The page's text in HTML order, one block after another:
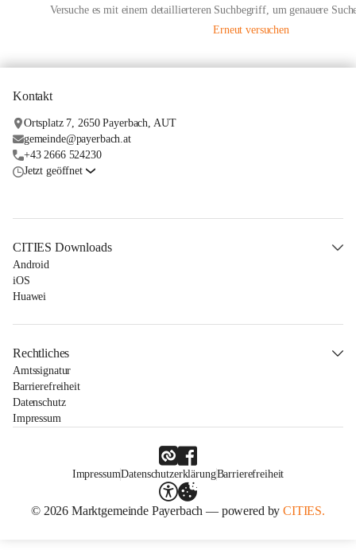
Versuche es mit einem detaillierteren Suchbegriff, um genauere
Erneut versuchen
Kontakt
Ortsplatz 7, 2650 Payerbach, AUT
gemeinde@payerbach.at
+43 2666 524230
Jetzt geöffnet
CITIES Downloads
Android
iOS
Huawei
Rechtliches
Amtssignatur
Barrierefreiheit
Datenschutz
Impressum
ImpressumDatenschutzerklärungBarrierefreiheit
© 2026 Marktgemeinde Payerbach — powered byCITIES.